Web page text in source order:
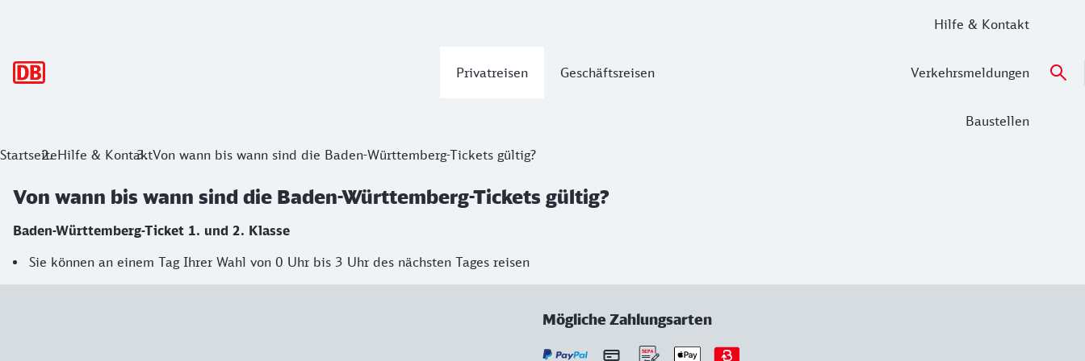
Privatreisen Geschäftsreisen
Hilfe & Kontakt
Verkehrsmeldungen
Baustellen
StartseiteHilfe & KontaktVon wann bis wann sind die Baden-Württemberg-Tickets gültig?
Von wann bis wann sind die Baden-Württemberg-Tickets gültig?
Baden-Württemberg-Ticket 1. und 2. Klasse
Sie können an einem Tag Ihrer Wahl von 0 Uhr bis 3 Uhr des nächsten Tages reisen
Mögliche Zahlungsarten